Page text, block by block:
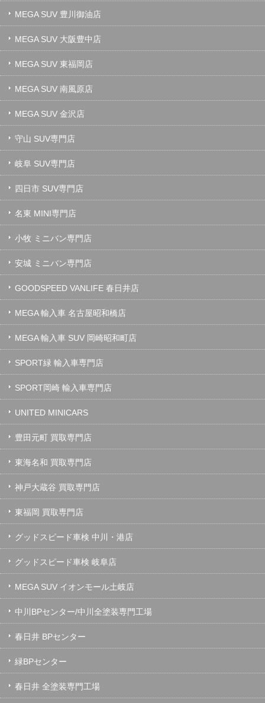
MEGA SUV 豊川御油店
MEGA SUV 大阪豊中店
MEGA SUV 東福岡店
MEGA SUV 南風原店
MEGA SUV 金沢店
守山 SUV専門店
岐阜 SUV専門店
四日市 SUV専門店
名東 MINI専門店
小牧 ミニバン専門店
安城 ミニバン専門店
GOODSPEED VANLIFE 春日井店
MEGA 輸入車 名古屋昭和橋店
MEGA 輸入車 SUV 岡崎昭和町店
SPORT緑 輸入車専門店
SPORT岡崎 輸入車専門店
UNITED MINICARS
豊田元町 買取専門店
東海名和 買取専門店
神戸大蔵谷 買取専門店
東福岡 買取専門店
グッドスピード車検 中川・港店
グッドスピード車検 岐阜店
MEGA SUV イオンモール土岐店
中川BPセンター/中川全塗装専門工場
春日井 BPセンター
緑BPセンター
春日井 全塗装専門工場